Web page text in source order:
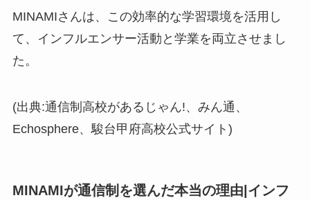
MINAMIさんは、この効率的な学習環境を活用し
て、インフルエンサー活動と学業を両立させまし
た。
(出典:通信制高校があるじゃん!、みん通、
Echosphere、駿台甲府高校公式サイト)
MINAMIが通信制を選んだ本当の理由|インフ